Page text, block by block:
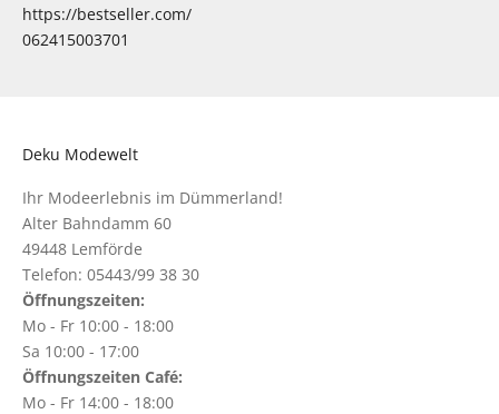
https://bestseller.com/
062415003701
Deku Modewelt
Ihr Modeerlebnis im Dümmerland!
Alter Bahndamm 60
49448 Lemförde
Telefon: 05443/99 38 30
Öffnungszeiten:
Mo - Fr 10:00 - 18:00
Sa 10:00 - 17:00
Öffnungszeiten Café:
Mo - Fr 14:00 - 18:00